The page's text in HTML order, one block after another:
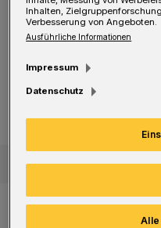
hergerichtet werden.
Wettbewerb zum
VDI und „Living Lab“
Wettbewerb zum
Von diesem
Inhalten,
Verbesserung von Angeboten.
Ausführliche Informationen
Impressum
Datenschutz